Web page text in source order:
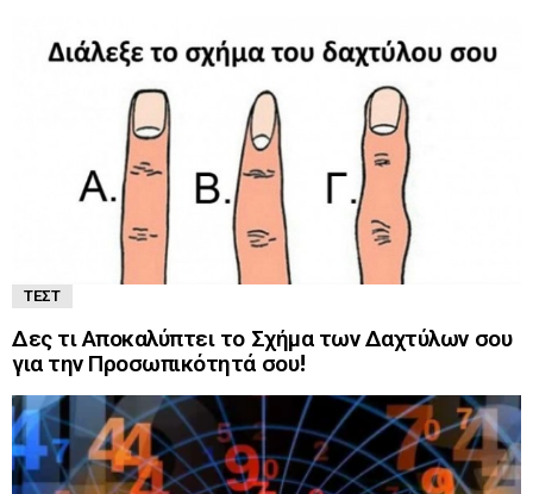
ΤΕΣΤ
Δες τι Αποκαλύπτει το Σχήμα των Δαχτύλων σου
για την Προσωπικότητά σου!